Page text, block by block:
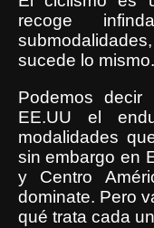
recoge
sucede lo mismo.
Podemos
EE.UU el
modalidades
sin embargo en
y Centro
dominate. Pero
qué trata cada